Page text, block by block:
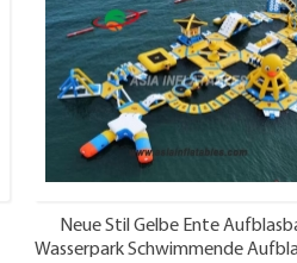
Neue Stil Gelbe Ente
Wasserpark Schwimmende